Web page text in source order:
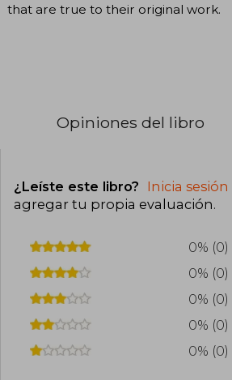
that are true to their original work.
Opiniones del libro
¿Leíste este libro? Inicia sesión
agregar tu propia evaluación.
0% (0)
0% (0)
0% (0)
0% (0)
0% (0)